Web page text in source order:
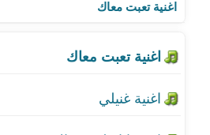
اغنية تعبت معاكاغنية انا قلبي معاك